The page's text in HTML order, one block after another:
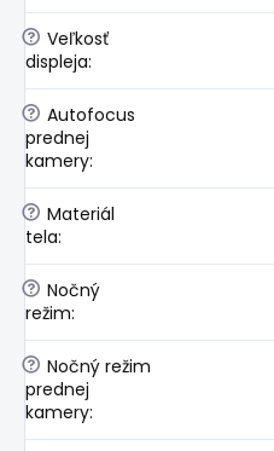
? Veľkosť
displeja:
? Autofocus
prednej
kamery:
? Materiál
tela:
? Nočný
režim:
? Nočný režim
prednej
kamery: